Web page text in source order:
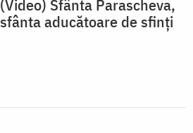
(Video) Sfânta Parascheva,
sfânta aducătoare de sfinți